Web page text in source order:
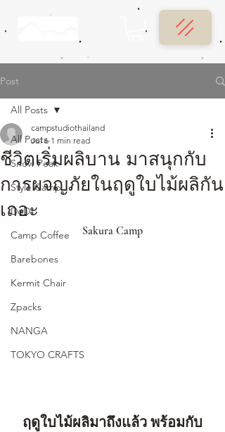
Post
All Posts
Snow Peak
Style Camp
DoD
Camp Coffee
Barebones
Kermit Chair
Zpacks
NANGA
TOKYO CRAFTS
All Posts
ชีวิตเริ่มผลิบาน มาสนุกกับ
การผจญภัยในฤดูใบไม้ผลิกัน
เถอะ
campstudiothailand
Jul 6 1 min read
Sakura Camp
ฤดูใบไม้ผลิมาถึงแล้ว พร้อมกับ